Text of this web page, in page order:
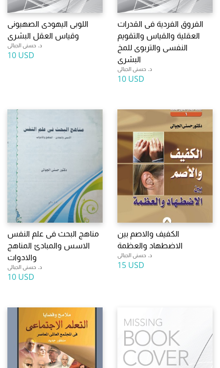
اللوبى اليهودى الصهيونى
وقياس العقل البشرى
د. حسنى الجبالى
10 USD
الفروق الفردية فى القدرات
العقلية والقياس والتقويم
النفسى والتربوى للمخ
البشرى
د. حسنى الجبالى
10 USD
مناهج البحث فى علم النفس
الاسس والمبادئ المناهج
والادوات
د. حسنى الجبالى
10 USD
الكفيف والاصم بين
الاضطهاد والعظمة
د. حسنى الجبالى
15 USD